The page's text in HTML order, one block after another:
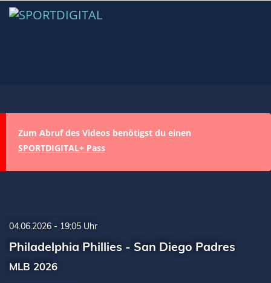
Zum Abruf des Videos benötigst du einen
SPORTDIGITAL+ Pass
04.06.2026 - 19:05 Uhr
Philadelphia Phillies - San Diego Padres
MLB 2026